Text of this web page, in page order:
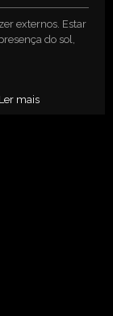
externos. Estar
do sol,
Ler mais